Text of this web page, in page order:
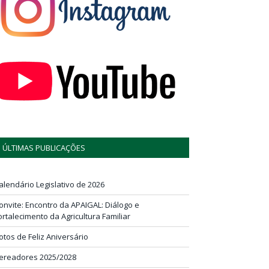
ÚLTIMAS PUBLICAÇÕES
Legislativo de 2026
Encontro da APAIGAL: Diálogo e
da Agricultura Familiar
de Feliz Aniversário
2025/2028